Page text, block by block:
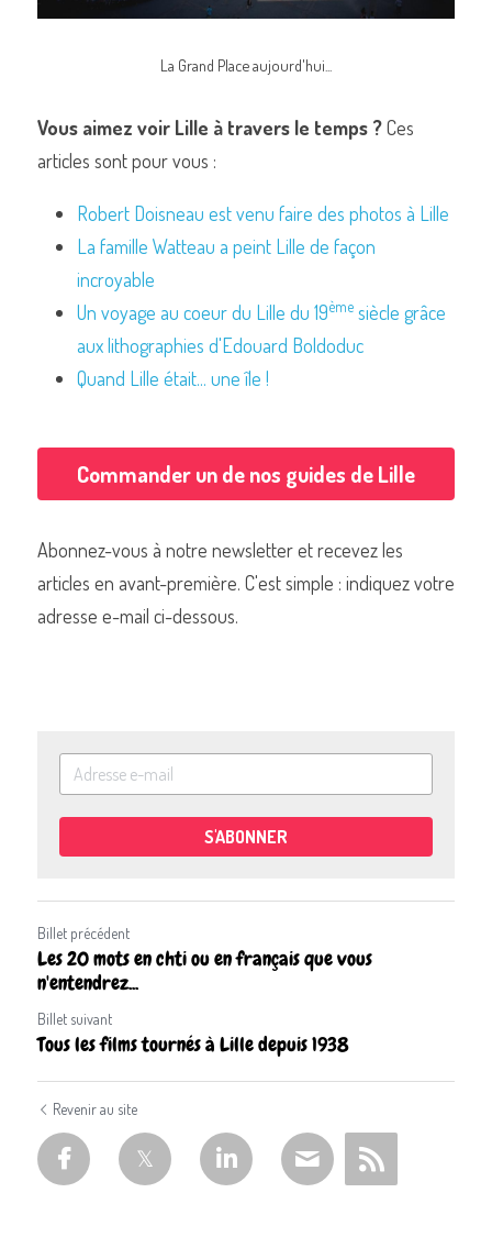
La Grand Place aujourd'hui...
Vous aimez voir Lille à travers le temps ? Ces
articles sont pour vous :
Robert Doisneau est venu faire des photos à Lille
La famille Watteau a peint Lille de façon
incroyable
Un voyage au coeur du Lille du 19ème siècle grâce
aux lithographies d'Edouard Boldoduc
Quand Lille était... une île !
Commander un de nos guides de Lille
Abonnez-vous à notre newsletter et recevez les
articles en avant-première. C'est simple : indiquez votre
adresse e-mail ci-dessous.
S'ABONNER
Billet précédent
Les 20 mots en chti ou en français que vous
n'entendrez...
Billet suivant
Tous les films tournés à Lille depuis 1938
Revenir au site